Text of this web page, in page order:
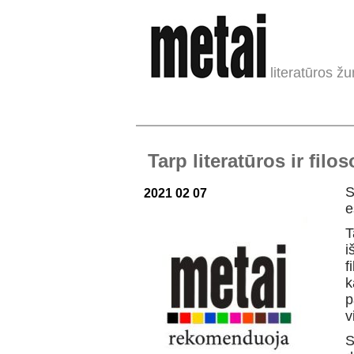
literatūros
Tarp literatūros ir
2021 02 07